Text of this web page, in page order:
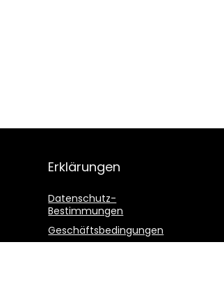
Erklärungen
Datenschutz-
Bestimmungen
Geschäftsbedingungen